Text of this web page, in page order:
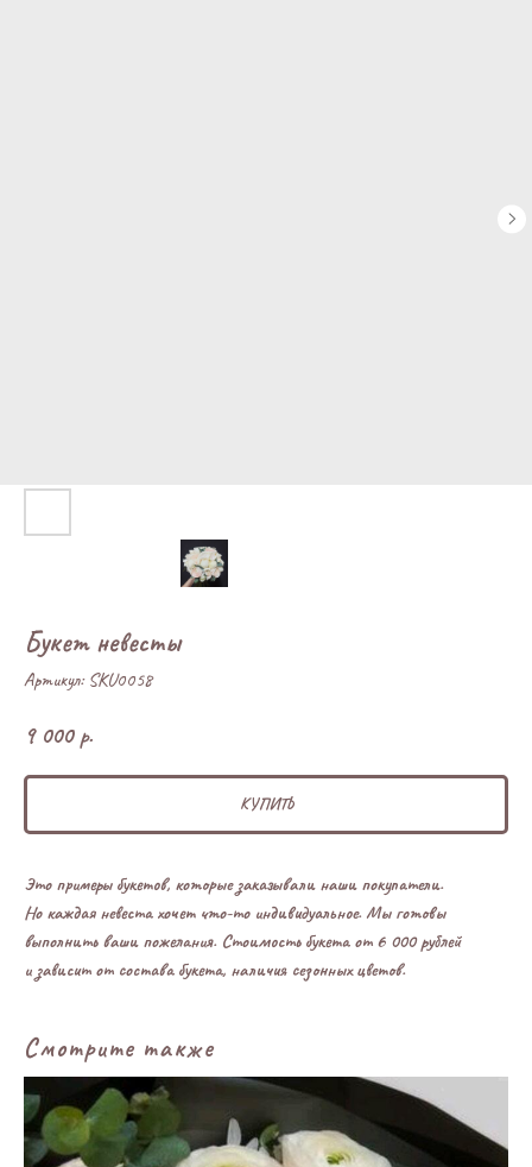
Букет невесты
Артикул: SKU0058
9 000 р.
КУПИТЬ
Это примеры букетов, которые заказывали наши покупатели.
Но каждая невеста хочет что-то индивидуальное. Мы готовы
выполнить ваши пожелания. Стоимость букета от 6 000 рублей
и зависит от состава букета, наличия сезонных цветов.
Смотрите также